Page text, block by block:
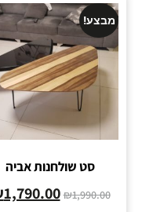
מבצע!
סט שולחנות אביה
₪1,990.00
1,790.00